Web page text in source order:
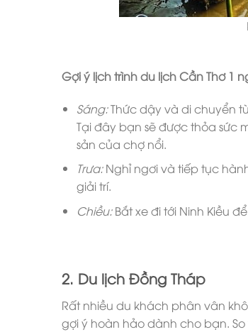
Gợi ý lịch trình du lịch Cần Thơ 1
Sáng:Thức dậy và di chuyển
Tại đây bạn sẽ được thỏa sức
sản của chợ nổi.
Trưa:Nghỉ ngơi và tiếp tục
giải trí.
Chiều:Bắt xe đi tới Ninh Kiều
2. Du lịch Đồng Tháp
Rất nhiều du khách phân vân
gợi ý hoàn hảo dành cho bạn.